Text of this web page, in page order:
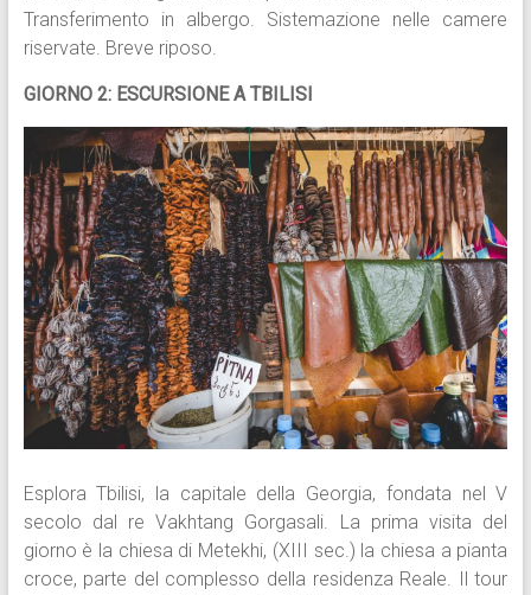
Transferimento in albergo. Sistemazione nelle camere
riservate. Breve riposo.
GIORNO 2: ESCURSIONE A TBILISI
Esplora Tbilisi, la capitale della Georgia, fondata nel V
secolo dal re Vakhtang Gorgasali. La prima visita del
giorno è la chiesa di Metekhi, (XIII sec.) la chiesa a pianta
croce, parte del complesso della residenza Reale. Il tour